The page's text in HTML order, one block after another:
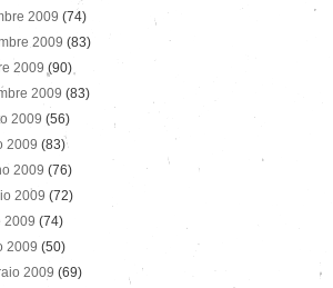
2009 (74)
2009 (83)
2009 (90)
2009 (83)
2009 (56)
2009 (83)
2009 (76)
2009 (72)
2009 (74)
2009 (50)
2009 (69)